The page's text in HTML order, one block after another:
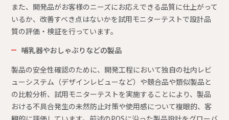
また、開発品がお客様のニーズにお応えできる品質に仕上がって
いるか、改善すべき点はないかを試用モニターテストで設計品
質の評価・検証を行っています。
哺乳器やおしゃぶりなどの製品
製品の安全性確認のために、開発工程において独自の社内レビ
ューシステム（デザインレビューなど）や競合品や類似製品と
の比較分析、試用モニターテストを実施することにより、製品
おける不具合発生の未然防止対策や使用感について複眼的、客